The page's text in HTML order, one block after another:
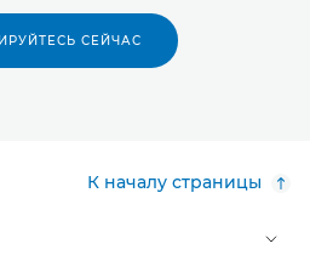
СЕЙЧАС
К началу страницы